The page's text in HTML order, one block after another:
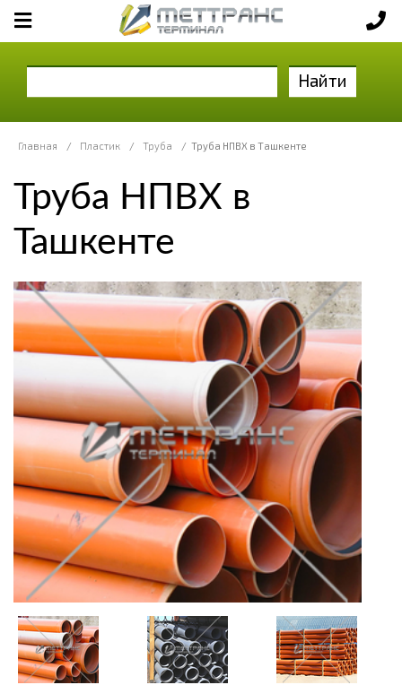
Найти
Главная / Пластик / Труба / Труба НПВХ в Ташкенте
Труба НПВХ в
Ташкенте